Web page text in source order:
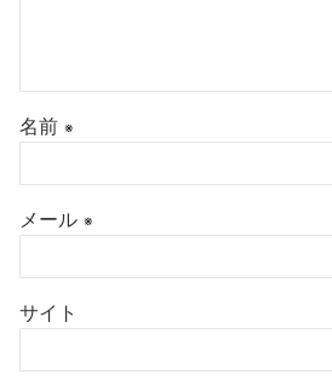
名前 ※
メール ※
サイト